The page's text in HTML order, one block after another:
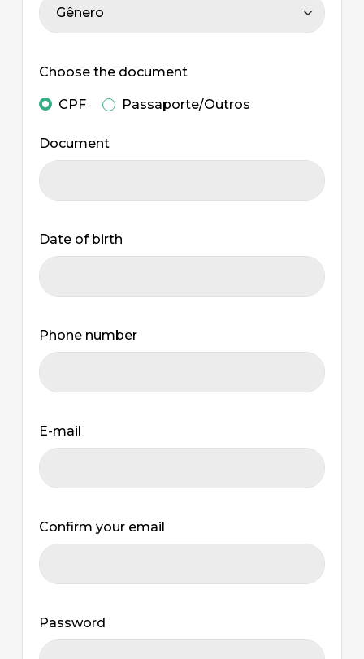
Choose the document
CPF Passaporte/Outros
Document
Date of birth
Phone number
E-mail
Confirm your email
Password